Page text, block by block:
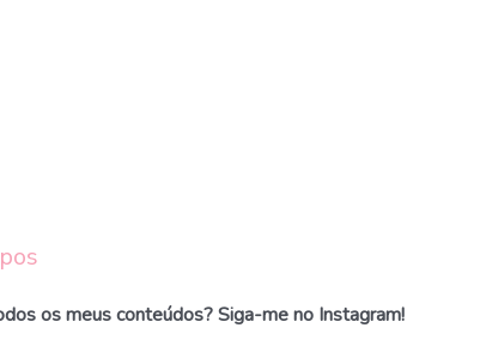
os meus conteúdos? Siga-me no Instagram!